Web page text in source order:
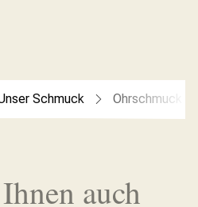
Schmuck Ohrschmuck
auch